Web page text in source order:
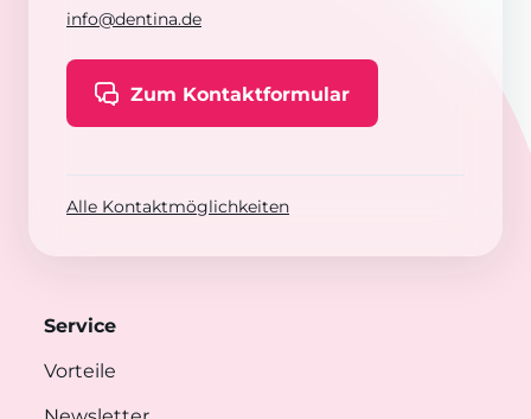
info@dentina.de
Zum Kontaktformular
Alle Kontaktmöglichkeiten
Service
Vorteile